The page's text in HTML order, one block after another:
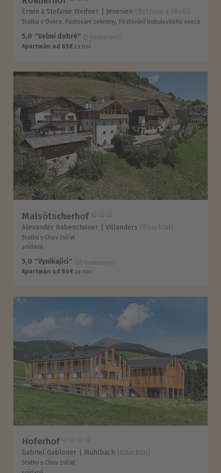
Erwin a Stefanie Weifner Jenesien (Bolzano a okolí)
Statku s Ovoce, Pěstování zeleniny, Pěstování bobulovitého ovoce
5,0 "Velmi dobré"
(2 hodnocení)
Apartmán od 65€ za noc
Malsötscherhof
Alexander Rabensteiner Villanders (Eisacktal)
Statku s Chov zvířat
snídaně
5,0 "Vynikající"
(35 hodnocení)
Apartmán od 86€ za noc
Hoferhof
Gabriel Gabloner Mühlbach (Eisacktal)
Statku s Chov zvířat